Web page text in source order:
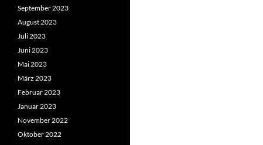
September 2023
August 2023
Juli 2023
Juni 2023
Mai 2023
März 2023
Februar 2023
Januar 2023
November 2022
Oktober 2022